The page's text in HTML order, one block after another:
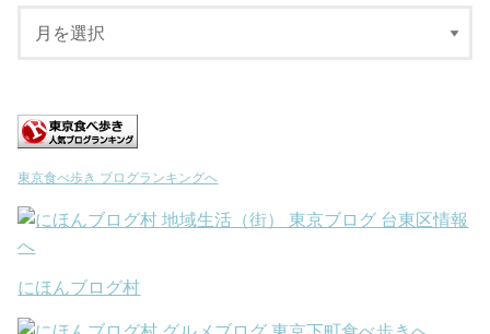
東京食べ歩き ブログランキングへ
にほんブログ村